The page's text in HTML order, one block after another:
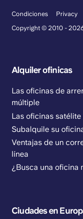
Condiciones Privacy
Copyright © 2010 -
Alquiler ofinicas
Las oficinas de
múltiple
Las oficinas
Subalquile su
Ventajas de un
línea
¿Busca una oficina
Ciudades en